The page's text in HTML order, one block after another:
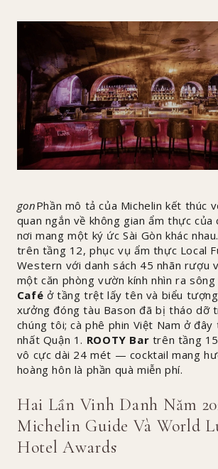
gonPhần mô tả của Michelin kết thúc
quan ngắn về không gian ẩm thực của
nơi mang một ký ức Sài Gòn khác nhau.
trên tầng 12, phục vụ ẩm thực Local
Western với danh sách 45 nhãn rượu
một căn phòng vườn kính nhìn ra sông
Café ở tầng trệt lấy tên và biểu
xưởng đóng tàu Bason đã bị tháo dỡ
chúng tôi; cà phê phin Việt Nam ở đây
nhất Quận 1. ROOTY Bar trên tầng
vô cực dài 24 mét — cocktail mang
hoàng hôn là phần quà miễn phí.
Hai Lần Vinh Danh Năm
Michelin Guide Và World
Hotel Awards